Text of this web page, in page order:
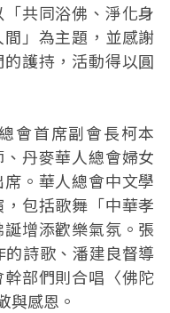
共同浴佛、淨化身
」為主題，並感謝
護持，活動得以圓
會首席副會長柯本
丹麥華人總會婦女
。華人總會中文學
包括歌舞「中華孝
增添歡樂氣氛。張
詩歌、潘建良督導
部們則合唱〈佛陀
與感恩。